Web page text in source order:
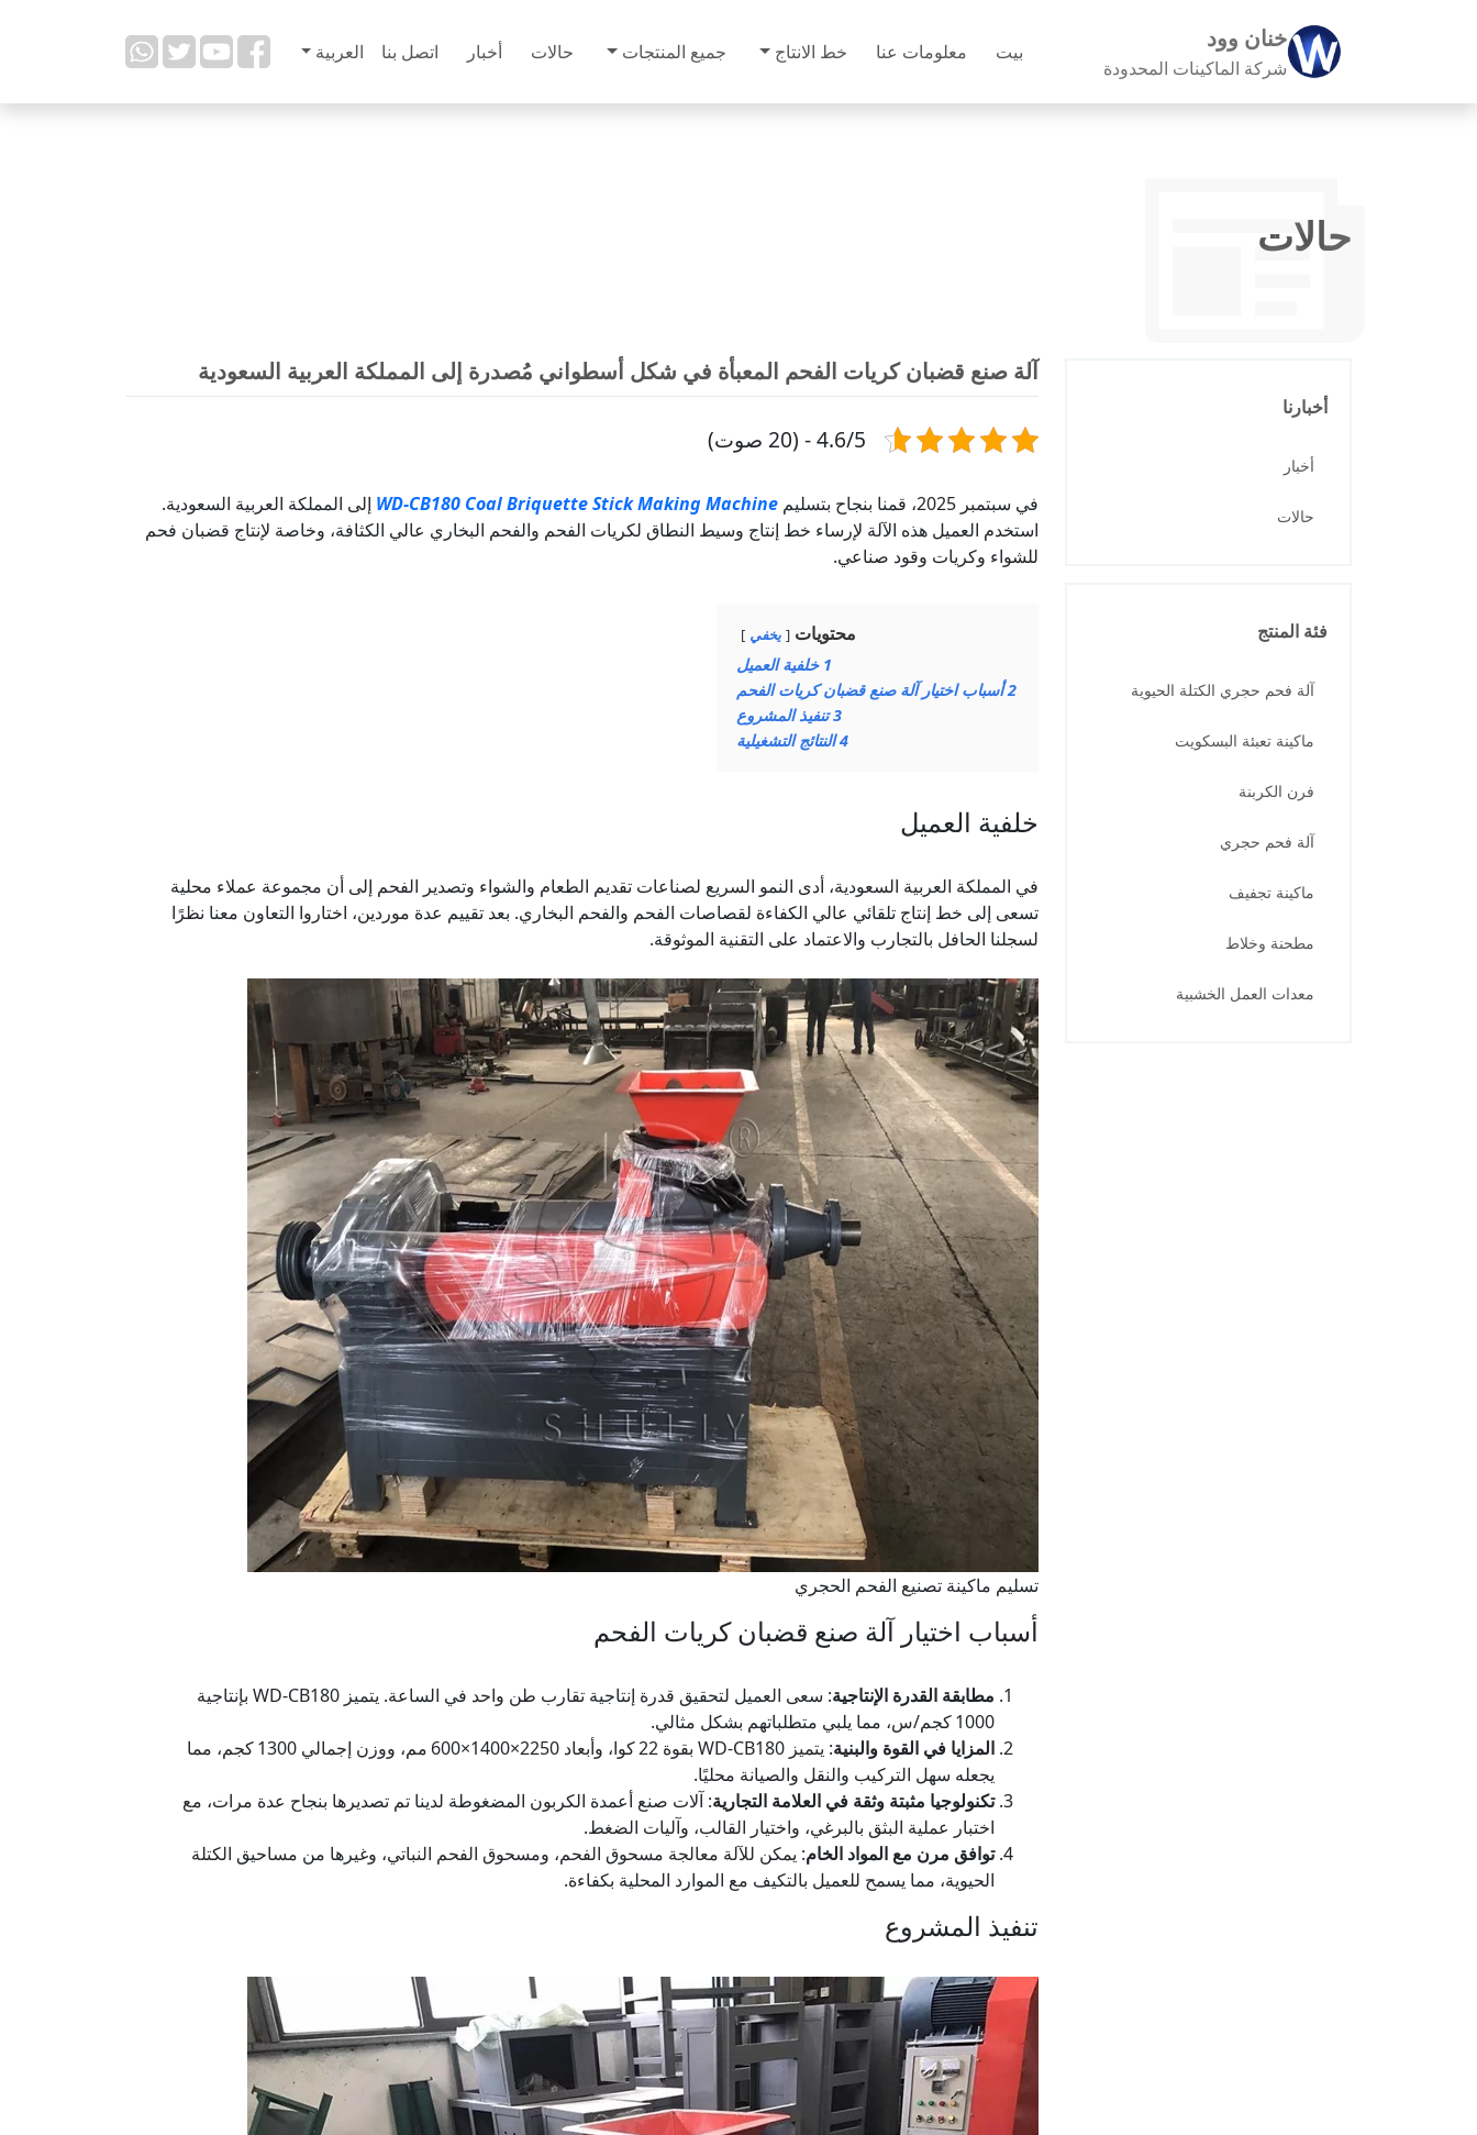
خنان وود
شركة الماكينات المحدودة
بيت معلومات عنا خط الانتاج جميع المنتجات حالات أخبار اتصل بنا العربية
حالات
أخبارنا
أخبار
حالات
فئة المنتج
آلة فحم حجري الكتلة الحيوية
ماكينة تعبئة البسكويت
فرن الكربنة
آلة فحم حجري
ماكينة تجفيف
مطحنة وخلاط
معدات العمل الخشبية
آلة صنع قضبان كريات الفحم المعبأة في شكل أسطواني مُصدرة إلى المملكة العربية السعودية
4.6/5 - (20 صوت)
في سبتمبر 2025، قمنا بنجاح بتسليم WD‑CB180 Coal Briquette Stick Making Machine إلى المملكة العربية السعودية.
استخدم العميل هذه الآلة لإرساء خط إنتاج وسيط النطاق لكريات الفحم والفحم البخاري عالي الكثافة، وخاصة لإنتاج قضبان فحم
للشواء وكريات وقود صناعي.
محتويات يخفي
1 خلفية العميل
2 أسباب اختيار آلة صنع قضبان كريات الفحم
3 تنفيذ المشروع
4 النتائج التشغيلية
خلفية العميل
في المملكة العربية السعودية، أدى النمو السريع لصناعات تقديم الطعام والشواء وتصدير الفحم إلى أن مجموعة عملاء محلية
تسعى إلى خط إنتاج تلقائي عالي الكفاءة لقصاصات الفحم والفحم البخاري. بعد تقييم عدة موردين، اختاروا التعاون معنا نظرًا
لسجلنا الحافل بالتجارب والاعتماد على التقنية الموثوقة.
تسليم ماكينة تصنيع الفحم الحجري
أسباب اختيار آلة صنع قضبان كريات الفحم
مطابقة القدرة الإنتاجية
: سعى العميل لتحقيق قدرة إنتاجية تقارب طن واحد في الساعة. يتميز WD‑CB180 بإنتاجية
1000 كجم/س، مما يلبي متطلباتهم بشكل مثالي.
المزايا في القوة والبنية
: يتميز WD‑CB180 بقوة 22 كوا، وأبعاد 2250×1400×600 مم، ووزن إجمالي 1300 كجم، مما
يجعله سهل التركيب والنقل والصيانة محليًا.
تكنولوجيا مثبتة وثقة في العلامة التجارية: آلات صنع أعمدة الكربون المضغوطة لدينا تم تصديرها بنجاح عدة مرات، مع
اختبار عملية البثق بالبرغي، واختيار القالب، وآليات الضغط.
توافق مرن مع المواد الخام: يمكن للآلة معالجة مسحوق الفحم، ومسحوق الفحم النباتي، وغيرها من مساحيق الكتلة
الحيوية، مما يسمح للعميل بالتكيف مع الموارد المحلية بكفاءة.
تنفيذ المشروع